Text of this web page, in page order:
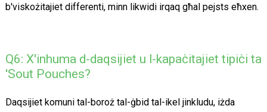
b'viskożitajiet differenti, minn likwidi irqaq għal pejsts eħxen.
Q6: X'inhuma d-daqsijiet u l-kapaċitajiet tipiċi ta
'Sout Pouches?
Daqsijiet komuni tal-boroż tal-ġbid tal-ikel jinkludu, iżda